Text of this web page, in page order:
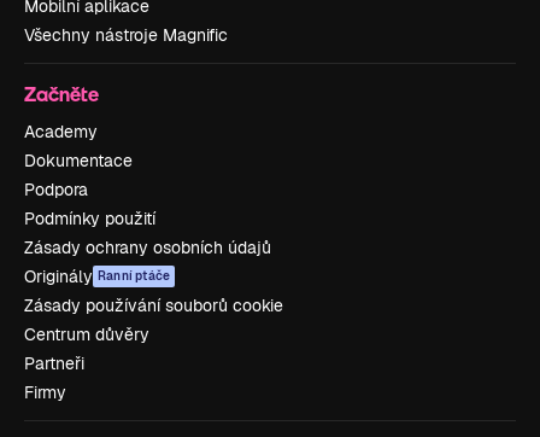
Mobilní aplikace
Všechny nástroje Magnific
Začněte
Academy
Dokumentace
Podpora
Podmínky použití
Zásady ochrany osobních údajů
Originály Ranní ptáče
Zásady používání souborů cookie
Centrum důvěry
Partneři
Firmy